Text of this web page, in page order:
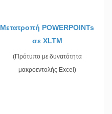
Μετατροπή POWERPOINTs
σε XLTM
(Πρότυπο με δυνατότητα
μακροεντολής Excel)